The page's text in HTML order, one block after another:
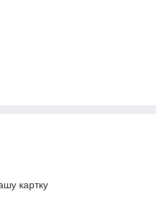
картку